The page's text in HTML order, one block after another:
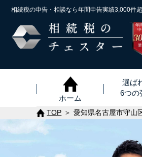
相続税の申告・相談なら年間申告実績3,000件
年
ホーム
選ば
6つの
TOP 愛知県名古屋市守山